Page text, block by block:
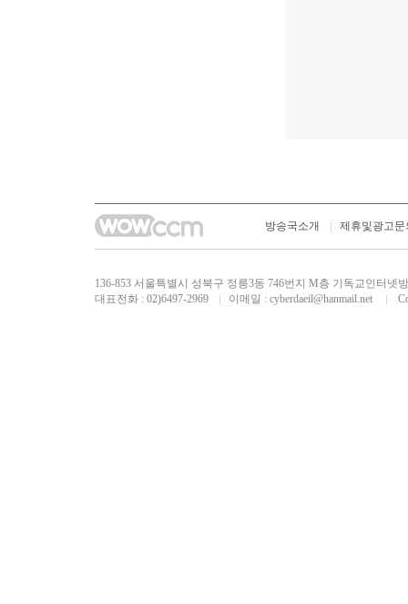
방송국소개 제휴및광고문
136-853 서울특별시 성북구 정릉3동 746번지 M층 기독교인터
대표전화 : 02)6497-2969
이메일 : cyberdaeil@hanmail.net